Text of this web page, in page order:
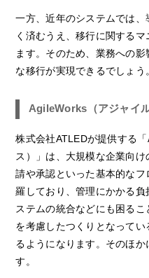
一方、近年のシステムでは
く済むうえ、移行に関する
ます。そのため、業務への
な移行が実現できるでしょう
AgileWorks（アジャイ
株式会社ATLEDが提供する
ス）」は、大規模な企業向
請や承認といった基本的な
羅しており、管理にかかる
ステムの統合などにも困る
を考慮したつくりとなって
るようになります。そのほ
す。